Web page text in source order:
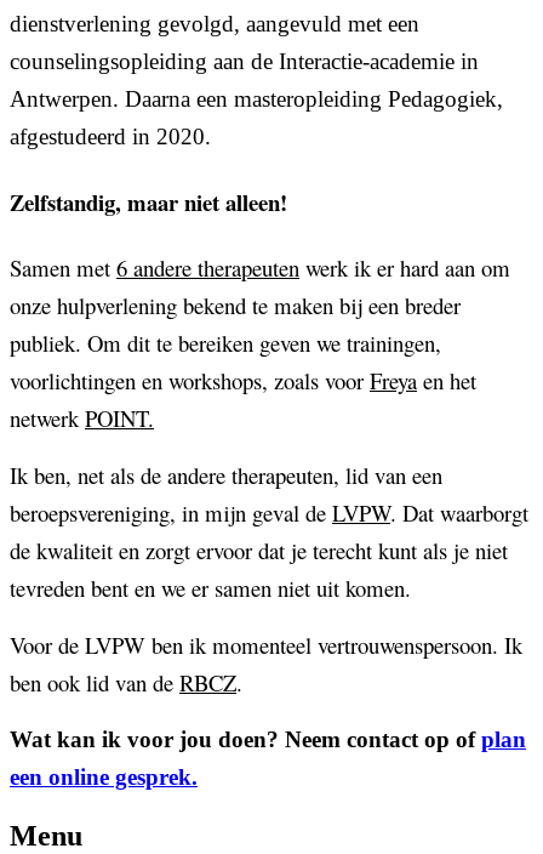
dienstverlening gevolgd, aangevuld met een
counselingsopleiding aan de Interactie-academie in
Antwerpen. Daarna een masteropleiding Pedagogiek,
afgestudeerd in 2020.
Zelfstandig, maar niet alleen!
Samen met 6 andere therapeuten werk ik er hard aan om
onze hulpverlening bekend te maken bij een breder
publiek. Om dit te bereiken geven we trainingen,
voorlichtingen en workshops, zoals voor Freya en het
netwerk POINT.
Ik ben, net als de andere therapeuten, lid van een
beroepsvereniging, in mijn geval de LVPW. Dat waarborgt
de kwaliteit en zorgt ervoor dat je terecht kunt als je niet
tevreden bent en we er samen niet uit komen.
Voor de LVPW ben ik momenteel vertrouwenspersoon. Ik
ben ook lid van de RBCZ.
Wat kan ik voor jou doen? Neem contact op ofplan
een online gesprek.
Menu